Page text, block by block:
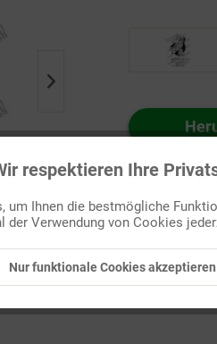
Auf Ihren
respektieren Ihre
um Ihnen die bestmögliche
der Verwendung von Cookies
Nur funktionale Cookies akzeptieren